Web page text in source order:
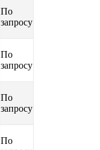
По
запросу
По
запросу
По
запросу
По